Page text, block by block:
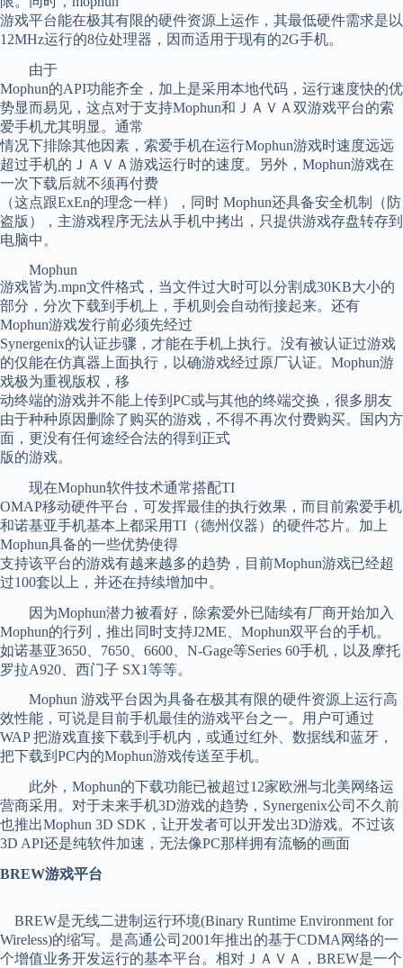
游戏平台能在极其有限的硬件资源上运作，其最低硬件需求是以
12MHz运行的8位处理器，因而适用于现有的2G手机。
由于
Mophun的API功能齐全，加上是采用本地代码，运行速度快的优
势显而易见，这点对于支持Mophun和ＪＡＶＡ双游戏平台的索
爱手机尤其明显。通常
情况下排除其他因素，索爱手机在运行Mophun游戏时速度远远
超过手机的ＪＡＶＡ游戏运行时的速度。另外，Mophun游戏在
一次下载后就不须再付费
（这点跟ExEn的理念一样），同时 Mophun还具备安全机制（防
盗版），主游戏程序无法从手机中拷出，只提供游戏存盘转存到
电脑中。
Mophun
游戏皆为.mpn文件格式，当文件过大时可以分割成30KB大小的
部分，分次下载到手机上，手机则会自动衔接起来。还有
Mophun游戏发行前必须先经过
Synergenix的认证步骤，才能在手机上执行。没有被认证过游戏
的仅能在仿真器上面执行，以确游戏经过原厂认证。Mophun游
戏极为重视版权，移
动终端的游戏并不能上传到PC或与其他的终端交换，很多朋友
由于种种原因删除了购买的游戏，不得不再次付费购买。国内方
面，更没有任何途经合法的得到正式
版的游戏。
现在Mophun软件技术通常搭配TI
OMAP移动硬件平台，可发挥最佳的执行效果，而目前索爱手机
和诺基亚手机基本上都采用TI（德州仪器）的硬件芯片。加上
Mophun具备的一些优势使得
支持该平台的游戏有越来越多的趋势，目前Mophun游戏已经超
过100套以上，并还在持续增加中。
因为Mophun潜力被看好，除索爱外已陆续有厂商开始加入
Mophun的行列，推出同时支持J2ME、Mophun双平台的手机。
如诺基亚3650、7650、6600、N-Gage等Series 60手机，以及摩托
罗拉A920、西门子 SX1等等。
Mophun 游戏平台因为具备在极其有限的硬件资源上运行高
效性能，可说是目前手机最佳的游戏平台之一。用户可通过
WAP 把游戏直接下载到手机内，或通过红外、数据线和蓝牙，
把下载到PC内的Mophun游戏传送至手机。
此外，Mophun的下载功能已被超过12家欧洲与北美网络运
营商采用。对于未来手机3D游戏的趋势，Synergenix公司不久前
也推出Mophun 3D SDK，让开发者可以开发出3D游戏。不过该
3D API还是纯软件加速，无法像PC那样拥有流畅的画面
BREW游戏平台
BREW是无线二进制运行环境(Binary Runtime Environment for
Wireless)的缩写。是高通公司2001年推出的基于CDMA网络的一
个增值业务开发运行的基本平台。相对ＪＡＶＡ，BREW是一个